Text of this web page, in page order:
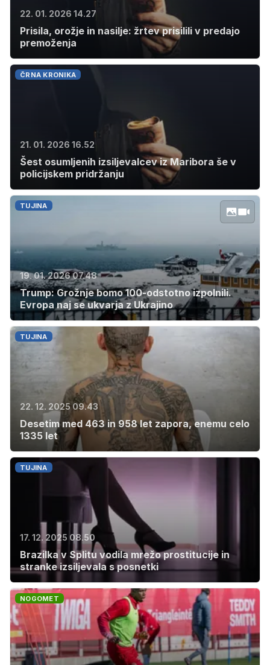
22. 01. 2026 14.27
Prisila, orožje in nasilje: žrtev prisilili v predajo
premoženja
ČRNA KRONIKA
21. 01. 2026 16.52
Šest osumljenih izsiljevalcev iz Maribora še v
policijskem pridržanju
TUJINA
19. 01. 2026 07.48
Trump: Grožnje bomo 100-odstotno izpolnili.
Evropa naj se ukvarja z Ukrajino
TUJINA
22. 12. 2025 09.43
Desetim med 463 in 958 let zapora, enemu celo
1335 let
TUJINA
17. 12. 2025 08.50
Brazilka v Splitu vodila mrežo prostitucije in
stranke izsiljevala s posnetki
NOGOMET